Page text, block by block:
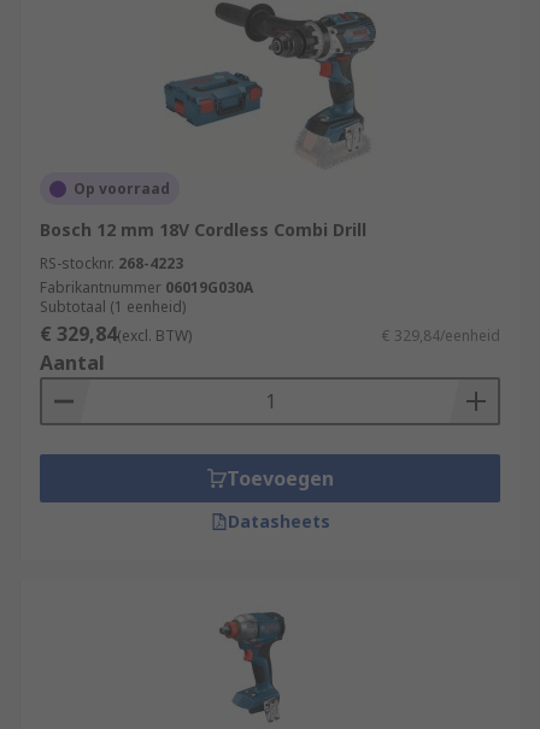
Op voorraad
Bosch 12 mm 18V Cordless Combi Drill
RS-stocknr. 268-4223
Fabrikantnummer 06019G030A
Subtotaal (1 eenheid)
€ 329,84(excl. BTW) € 329,84/eenheid
Aantal
Toevoegen
Datasheets